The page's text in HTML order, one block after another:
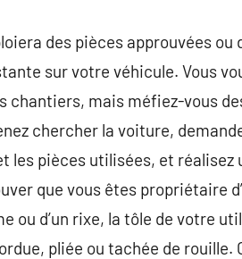
des pièces approuvées
sur votre véhicule. Vous
chantiers, mais méfiez-vous
chercher la voiture,
les pièces utilisées, et
que vous êtes propriétaire
ou d’un rixe, la tôle de votre
pliée ou tachée de